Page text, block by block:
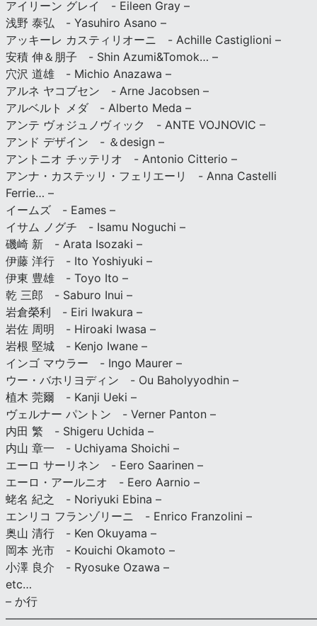
アイリーン グレイ - Eileen Gray –
浅野 泰弘 - Yasuhiro Asano –
アッキーレ カスティリオーニ - Achille Castiglioni –
安積 伸＆朋子 - Shin Azumi&Tomok… –
穴沢 道雄 - Michio Anazawa –
アルネ ヤコブセン - Arne Jacobsen –
アルベルト メダ - Alberto Meda –
アンテ ヴォジュノヴィック - ANTE VOJNOVIC –
アンド デザイン - ＆design –
アントニオ チッテリオ - Antonio Citterio –
アンナ・カステッリ・フェリエーリ - Anna Castelli
Ferrie… –
イームズ - Eames –
イサム ノグチ - Isamu Noguchi –
磯崎 新 - Arata Isozaki –
伊藤 洋行 - Ito Yoshiyuki –
伊東 豊雄 - Toyo Ito –
乾 三郎 - Saburo Inui –
岩倉榮利 - Eiri Iwakura –
岩佐 周明 - Hiroaki Iwasa –
岩根 堅城 - Kenjo Iwane –
インゴ マウラー - Ingo Maurer –
ウー・バホリヨディン - Ou Baholyyodhin –
植木 莞爾 - Kanji Ueki –
ヴェルナー パントン - Verner Panton –
内田 繁 - Shigeru Uchida –
内山 章一 - Uchiyama Shoichi –
エーロ サーリネン - Eero Saarinen –
エーロ・アールニオ - Eero Aarnio –
蛯名 紀之 - Noriyuki Ebina –
エンリコ フランゾリーニ - Enrico Franzolini –
奥山 清行 - Ken Okuyama –
岡本 光市 - Kouichi Okamoto –
小澤 良介 - Ryosuke Ozawa –
etc…
– か行